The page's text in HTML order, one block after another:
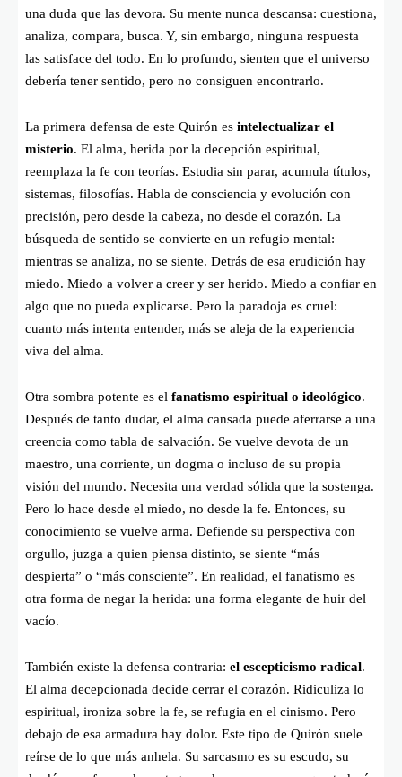
una duda que las devora. Su mente nunca descansa: cuestiona,
analiza, compara, busca. Y, sin embargo, ninguna respuesta
las satisface del todo. En lo profundo, sienten que el universo
debería tener sentido, pero no consiguen encontrarlo.
La primera defensa de este Quirón es intelectualizar el
misterio. El alma, herida por la decepción espiritual,
reemplaza la fe con teorías. Estudia sin parar, acumula títulos,
sistemas, filosofías. Habla de consciencia y evolución con
precisión, pero desde la cabeza, no desde el corazón. La
búsqueda de sentido se convierte en un refugio mental:
mientras se analiza, no se siente. Detrás de esa erudición hay
miedo. Miedo a volver a creer y ser herido. Miedo a confiar en
algo que no pueda explicarse. Pero la paradoja es cruel:
cuanto más intenta entender, más se aleja de la experiencia
viva del alma.
Otra sombra potente es el fanatismo espiritual o ideológico.
Después de tanto dudar, el alma cansada puede aferrarse a una
creencia como tabla de salvación. Se vuelve devota de un
maestro, una corriente, un dogma o incluso de su propia
visión del mundo. Necesita una verdad sólida que la sostenga.
Pero lo hace desde el miedo, no desde la fe. Entonces, su
conocimiento se vuelve arma. Defiende su perspectiva con
orgullo, juzga a quien piensa distinto, se siente “más
despierta” o “más consciente”. En realidad, el fanatismo es
otra forma de negar la herida: una forma elegante de huir del
vacío.
También existe la defensa contraria: el escepticismo radical.
El alma decepcionada decide cerrar el corazón. Ridiculiza lo
espiritual, ironiza sobre la fe, se refugia en el cinismo. Pero
debajo de esa armadura hay dolor. Este tipo de Quirón suele
reírse de lo que más anhela. Su sarcasmo es su escudo, su